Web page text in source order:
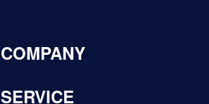
COMPANY
SERVICE